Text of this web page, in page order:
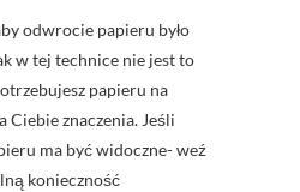
odwrocie papieru było
w tej technice nie jest to
papieru na
Ciebie znaczenia. Jeśli
ma być widoczne- weź
konieczność